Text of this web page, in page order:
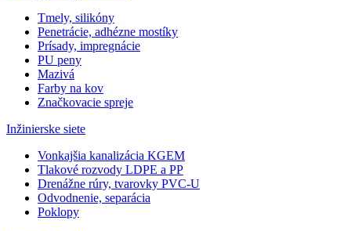
Tmely, silikóny
Penetrácie, adhézne mostíky
Prísady, impregnácie
PU peny
Mazivá
Farby na kov
Značkovacie spreje
Inžinierske siete
Vonkajšia kanalizácia KGEM
Tlakové rozvody LDPE a PP
Drenážne rúry, tvarovky PVC-U
Odvodnenie, separácia
Poklopy